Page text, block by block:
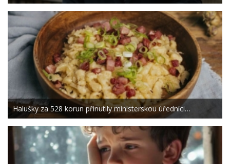
Halušky za 528 korun přinutily ministerskou úředníci…